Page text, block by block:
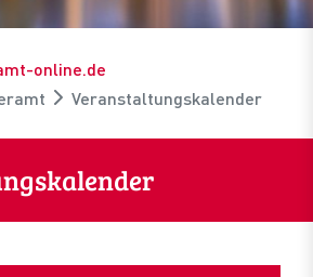
online.de
Veranstaltungskalender